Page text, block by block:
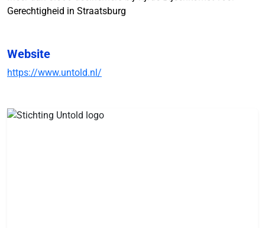
Gerechtigheid in Straatsburg
Website
https://www.untold.nl/